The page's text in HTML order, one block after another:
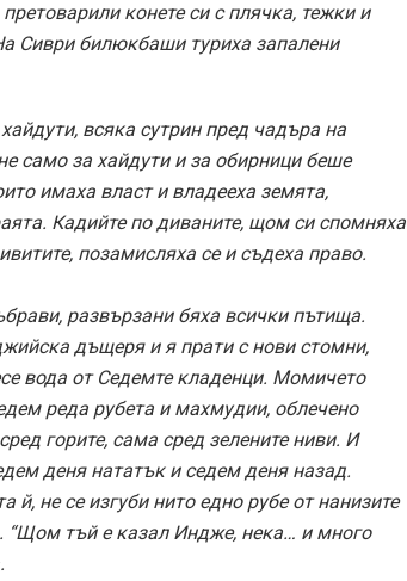
конете си с плячка, тежки и
Сиври билюкбаши туриха запалени
всяка сутрин пред чадъра на
само за хайдути и за обирници беше
имаха власт и владееха земята,
Кадийте по диваните, щом си спомняха
позамисляха се и съдеха право.
развързани бяха всички пътища.
дъщеря и я прати с нови стомни,
вода от Седемте кладенци. Момичето
реда рубета и махмудии, облечено
горите, сама сред зелените ниви. И
деня нататък и седем деня назад.
не се изгуби нито едно рубе от нанизите
“Щом тъй е казал Индже, нека… и много